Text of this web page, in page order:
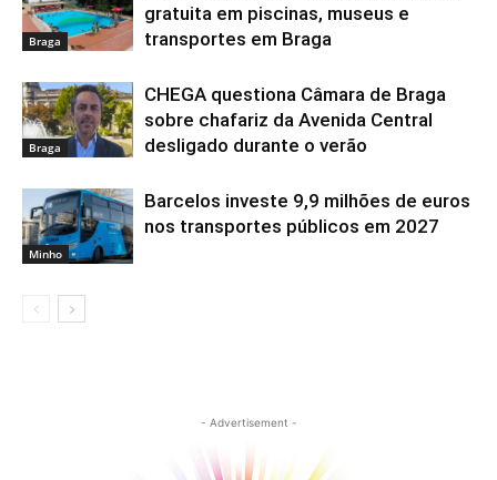
Braga
gratuita em piscinas, museus e
transportes em Braga
Braga
CHEGA questiona Câmara de Braga
sobre chafariz da Avenida Central
desligado durante o verão
Minho
Barcelos investe 9,9 milhões de euros
nos transportes públicos em 2027
- Advertisement -